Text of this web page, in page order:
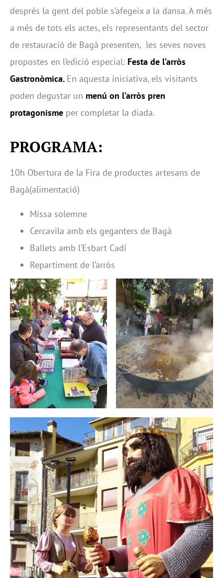
després la gent del poble s’afegeix a la dansa. A més
a més de tots els actes, els representants del sector
de restauració de Bagà presenten, les seves noves
propostes en l’edició especial: Festa de l’arròs
Gastronòmica. En aquesta iniciativa, els visitants
poden degustar un menú on l’arròs pren
protagonisme per completar la diada.
PROGRAMA:
10h Obertura de la Fira de productes artesans de
Bagà(alimentació)
Missa solemne
Cercavila amb els geganters de Bagà
Ballets amb l’Esbart Cadí
Repartiment de l’arròs